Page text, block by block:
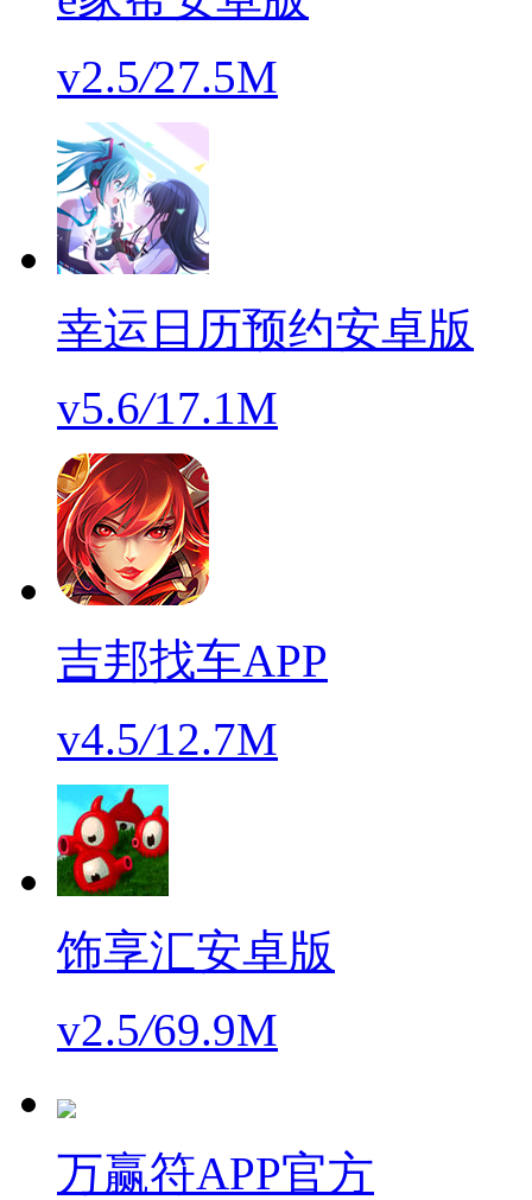
v2.5/27.5M
幸运日历预约安卓版
v5.6/17.1M
吉邦找车APP
v4.5/12.7M
饰享汇安卓版
v2.5/69.9M
万赢符APP官方